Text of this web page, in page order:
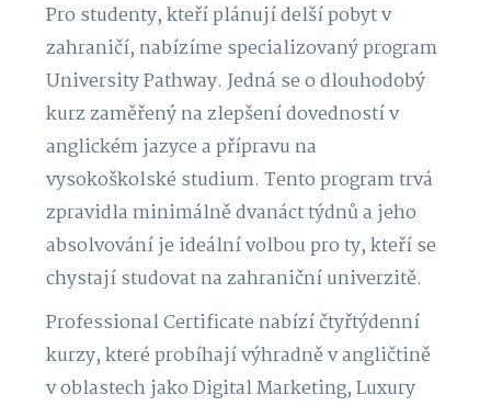
Pro studenty, kteří plánují delší pobyt v
zahraničí, nabízíme specializovaný program
University Pathway. Jedná se o dlouhodobý
kurz zaměřený na zlepšení dovedností v
anglickém jazyce a přípravu na
vysokoškolské studium. Tento program trvá
zpravidla minimálně dvanáct týdnů a jeho
absolvování je ideální volbou pro ty, kteří se
chystají studovat na zahraniční univerzitě.
Professional Certificate nabízí čtyřtýdenní
kurzy, které probíhají výhradně v angličtině
v oblastech jako Digital Marketing, Luxury